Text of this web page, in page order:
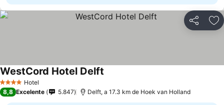
Partilhar
4 EstrelasHotel
WestCord Hotel Delft
8,8 Excelente 5.847 Delft, a 17.3 km de Hoek van Holland